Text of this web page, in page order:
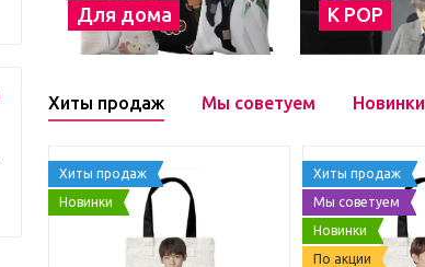
Для дома К POP
Хиты продаж Мы советуем Новинки
Хиты продаж
Новинки
Хиты продаж
Мы советуем
Новинки
По акции